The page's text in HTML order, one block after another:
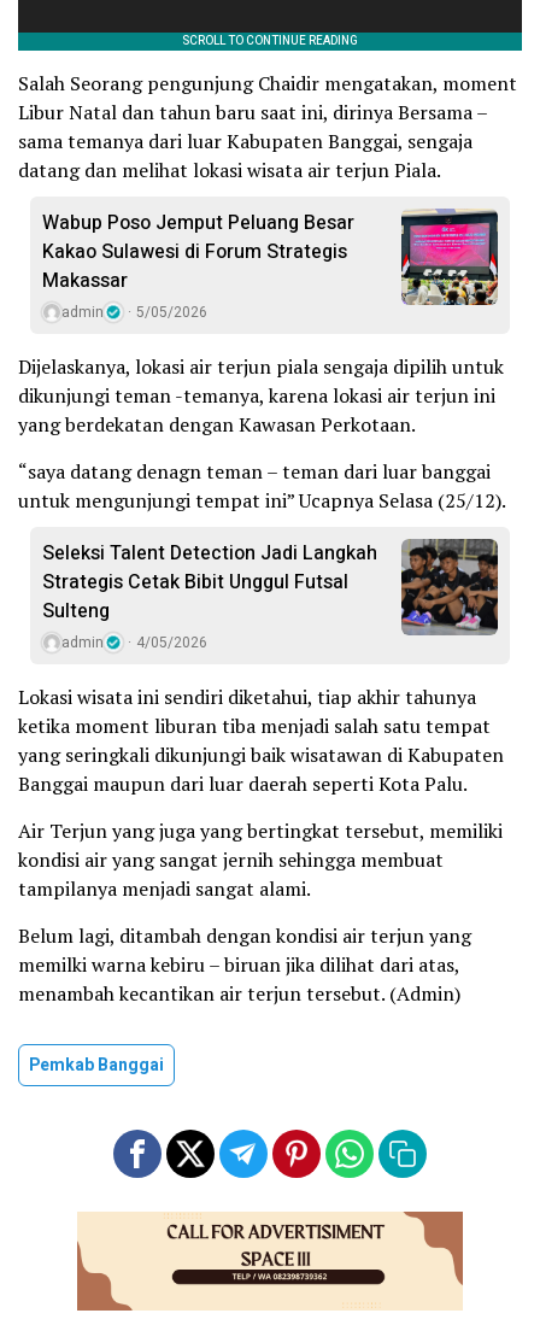
Salah Seorang pengunjung Chaidir mengatakan, moment
Libur Natal dan tahun baru saat ini, dirinya Bersama –
sama temanya dari luar Kabupaten Banggai, sengaja
datang dan melihat lokasi wisata air terjun Piala.
Wabup Poso Jemput Peluang Besar
Kakao Sulawesi di Forum Strategis
Makassar
admin 5/05/2026
Dijelaskanya, lokasi air terjun piala sengaja dipilih untuk
dikunjungi teman -temanya, karena lokasi air terjun ini
yang berdekatan dengan Kawasan Perkotaan.
“saya datang denagn teman – teman dari luar banggai
untuk mengunjungi tempat ini” Ucapnya Selasa (25/12).
Seleksi Talent Detection Jadi Langkah
Strategis Cetak Bibit Unggul Futsal
Sulteng
admin 4/05/2026
Lokasi wisata ini sendiri diketahui, tiap akhir tahunya
ketika moment liburan tiba menjadi salah satu tempat
yang seringkali dikunjungi baik wisatawan di Kabupaten
Banggai maupun dari luar daerah seperti Kota Palu.
Air Terjun yang juga yang bertingkat tersebut, memiliki
kondisi air yang sangat jernih sehingga membuat
tampilanya menjadi sangat alami.
Belum lagi, ditambah dengan kondisi air terjun yang
memilki warna kebiru – biruan jika dilihat dari atas,
menambah kecantikan air terjun tersebut. (Admin)
Pemkab Banggai